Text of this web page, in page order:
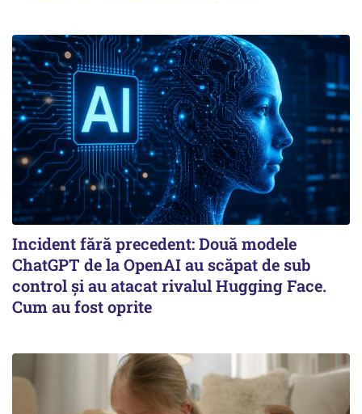
Incident fără precedent: Două modele
ChatGPT de la OpenAI au scăpat de sub
control și au atacat rivalul Hugging Face.
Cum au fost oprite